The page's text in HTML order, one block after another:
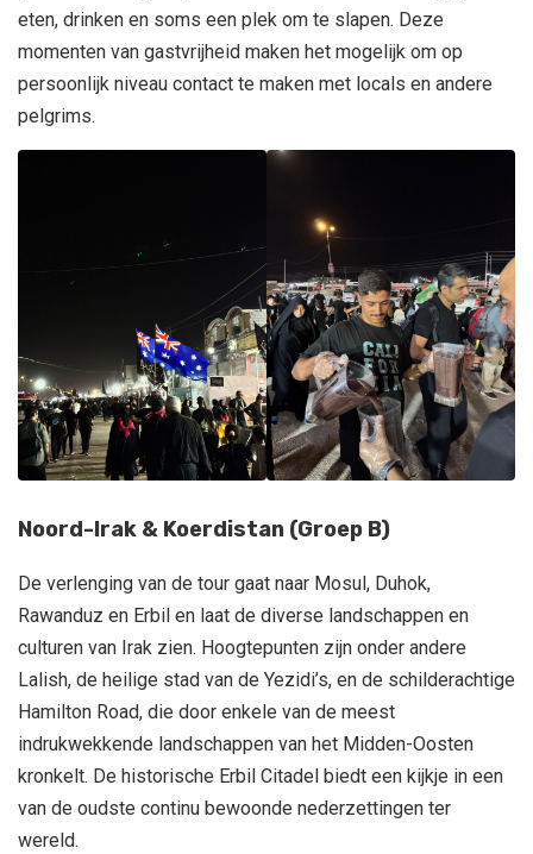
eten, drinken en soms een plek om te slapen. Deze
momenten van gastvrijheid maken het mogelijk om op
persoonlijk niveau contact te maken met locals en andere
pelgrims.
Noord-Irak & Koerdistan (Groep B)
De verlenging van de tour gaat naar Mosul, Duhok,
Rawanduz en Erbil en laat de diverse landschappen en
culturen van Irak zien. Hoogtepunten zijn onder andere
Lalish, de heilige stad van de Yezidi’s, en de schilderachtige
Hamilton Road, die door enkele van de meest
indrukwekkende landschappen van het Midden-Oosten
kronkelt. De historische Erbil Citadel biedt een kijkje in een
van de oudste continu bewoonde nederzettingen ter
wereld.